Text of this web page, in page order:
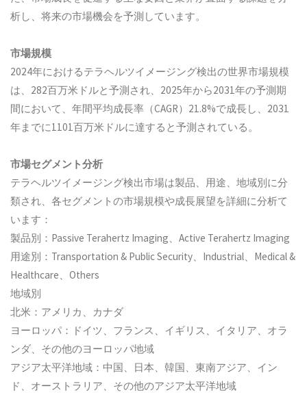
析し、将来の市場機会を予測しています。
市場規模
2024年におけるテラヘルツイメージング検出の世界市場規模
は、282百万米ドルと予測され、2025年から2031年の予測期
間において、年間平均成長率（CAGR）21.8%で成長し、2031
年までに1101百万米ドルに達すると予測されている。
市場セグメント分析
テラヘルツイメージング検出市場は製品、用途、地域別に分
類され、各セグメントの市場規模や成長展望を詳細に分析て
います：
製品別：Passive Terahertz Imaging、Active Terahertz Imaging
用途別：Transportation & Public Security、Industrial、Medical &
Healthcare、Others
地域別
北米：アメリカ、カナダ
ヨーロッパ：ドイツ、フランス、イギリス、イタリア、オラ
ンダ、その他のヨーロッパ地域
アジア太平洋地域：中国、日本、韓国、東南アジア、イン
ド、オーストラリア、その他のアジア太平洋地域